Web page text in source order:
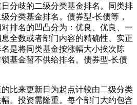
分歧的二级分类基金排名。同类排
分类基金排名。债券型-长债等，
排名的凹凸分为：优良、优良、一
全数或者部门内容的精确性、实正
是将同类基金按涨幅大小挨次陈
基金暂不供给排名。债券型-长债
来更新日为起点计较由二级分类
。投资需隆重。每个部门大约包含